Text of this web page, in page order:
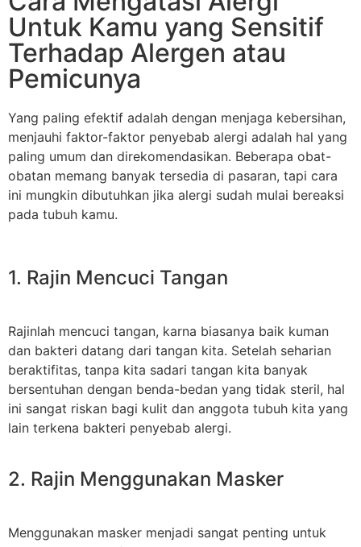
Untuk Kamu yang Sensitif
Terhadap Alergen atau
Pemicunya
Yang paling efektif adalah dengan menjaga kebersihan,
menjauhi faktor-faktor penyebab alergi adalah hal yang
paling umum dan direkomendasikan. Beberapa obat-
obatan memang banyak tersedia di pasaran, tapi cara
ini mungkin dibutuhkan jika alergi sudah mulai bereaksi
pada tubuh kamu.
1. Rajin Mencuci Tangan
Rajinlah mencuci tangan, karna biasanya baik kuman
dan bakteri datang dari tangan kita. Setelah seharian
beraktifitas, tanpa kita sadari tangan kita banyak
bersentuhan dengan benda-bedan yang tidak steril, hal
ini sangat riskan bagi kulit dan anggota tubuh kita yang
lain terkena bakteri penyebab alergi.
2. Rajin Menggunakan Masker
Menggunakan masker menjadi sangat penting untuk